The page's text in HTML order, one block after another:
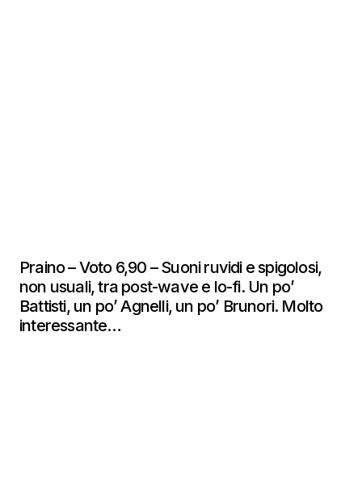
Praino – Voto 6,90 – Suoni ruvidi e spigolosi,
non usuali, tra post-wave e lo-fi. Un po’
Battisti, un po’ Agnelli, un po’ Brunori. Molto
interessante…